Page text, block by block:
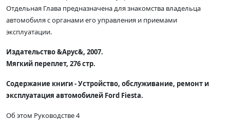
Отдельная Глава предназначена для знакомства владельца
автомобиля с органами его управления и приемами
эксплуатации.
Издательство &Арус&, 2007.
Мягкий переплет, 276 стр.
Содержание книги - Устройство, обслуживание, ремонт и
эксплуатация автомобилей Ford Fiesta.
Об этом Руководстве 4